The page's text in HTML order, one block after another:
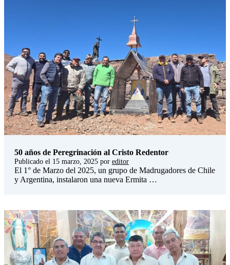
50 años de Peregrinación al Cristo Redentor
Publicado el 15 marzo, 2025 por editor
El 1° de Marzo del 2025, un grupo de Madrugadores de Chile
y Argentina, instalaron una nueva Ermita …